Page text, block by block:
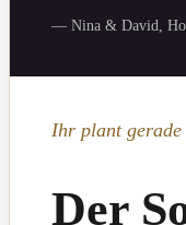
— Nina & David,
Ihr plant
Der